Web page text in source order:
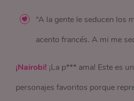
“A la gente le seducen los
acento francés. A mi me
¡Nairobi! ¡La p*** ama! Este es
personajes favoritos porque